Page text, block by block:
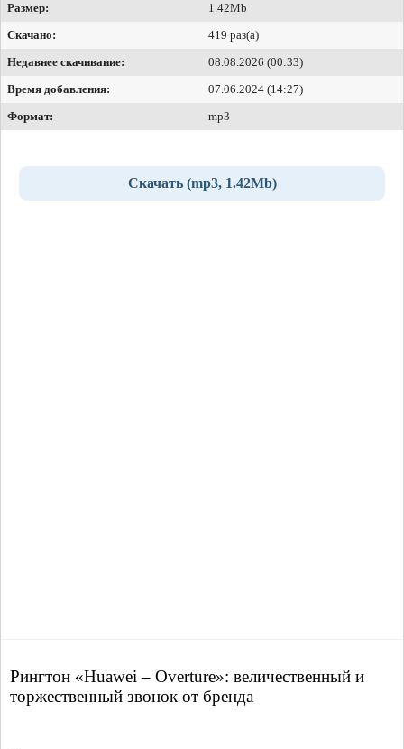
Размер:
1.42Mb
Скачано:
419 раз(а)
Недавнее скачивание:
08.08.2026 (00:33)
Время добавления:
07.06.2024 (14:27)
Формат:
mp3
Скачать (mp3, 1.42Mb)
Рингтон «Huawei – Overture»: величественный и
торжественный звонок от бренда